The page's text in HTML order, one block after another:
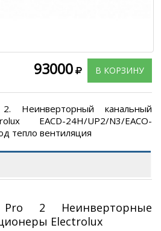
В КОРЗИНУ
93000
Неинверторный канальный
EACD-24H/UP2/N3/EACO-
тепло вентиляция
2 Неинверторные
Electrolux